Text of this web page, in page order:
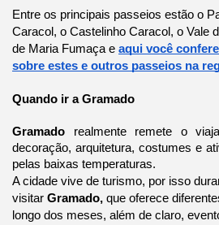
Entre os principais passeios estão o
Caracol, o Castelinho Caracol, o Vale
de Maria Fumaça e aqui você
sobre estes e outros passeios na
Quando ir a Gramado
Gramado realmente remete o
decoração, arquitetura, costumes e
pelas baixas temperaturas.
A cidade vive de turismo, por isso
visitar Gramado, que oferece
longo dos meses, além de claro,